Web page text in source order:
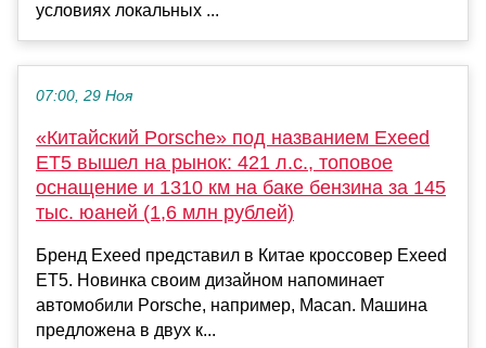
условиях локальных ...
07:00, 29 Ноя
«Китайский Porsche» под названием Exeed
ET5 вышел на рынок: 421 л.с., топовое
оснащение и 1310 км на баке бензина за 145
тыс. юаней (1,6 млн рублей)
Бренд Exeed представил в Китае кроссовер Exeed
ET5. Новинка своим дизайном напоминает
автомобили Porsche, например, Macan. Машина
предложена в двух к...